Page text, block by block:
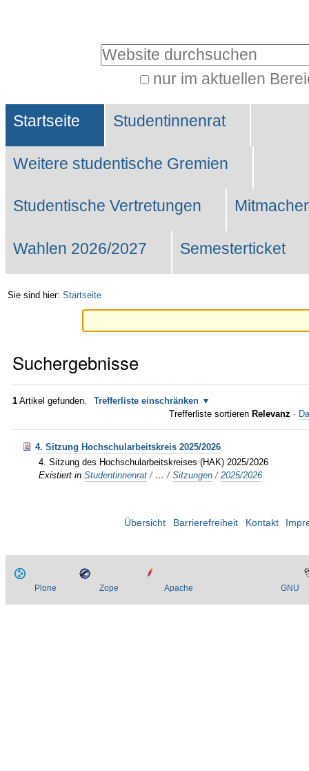
Website durchsuchen
nur im aktuellen
Suche…
Sektionen
Startseite Studentinnenrat
Weitere studentische Gremien
Studentische Vertretungen
Wahlen 2026/2027 Semesterticket
Sie sind hier: Startseite
Suchergebnisse
1 Artikel gefunden.
Trefferliste einschränken
Trefferliste sortieren Relevanz ·
4. Sitzung Hochschularbeitskreis 2025/2026
4. Sitzung des Hochschularbeitskreises (HAK) 2025/2026
Existiert in Studentinnenrat / …/Sitzungen /2025/2026
Übersicht Barrierefreiheit Kontakt
Plone Zope Apache GNU